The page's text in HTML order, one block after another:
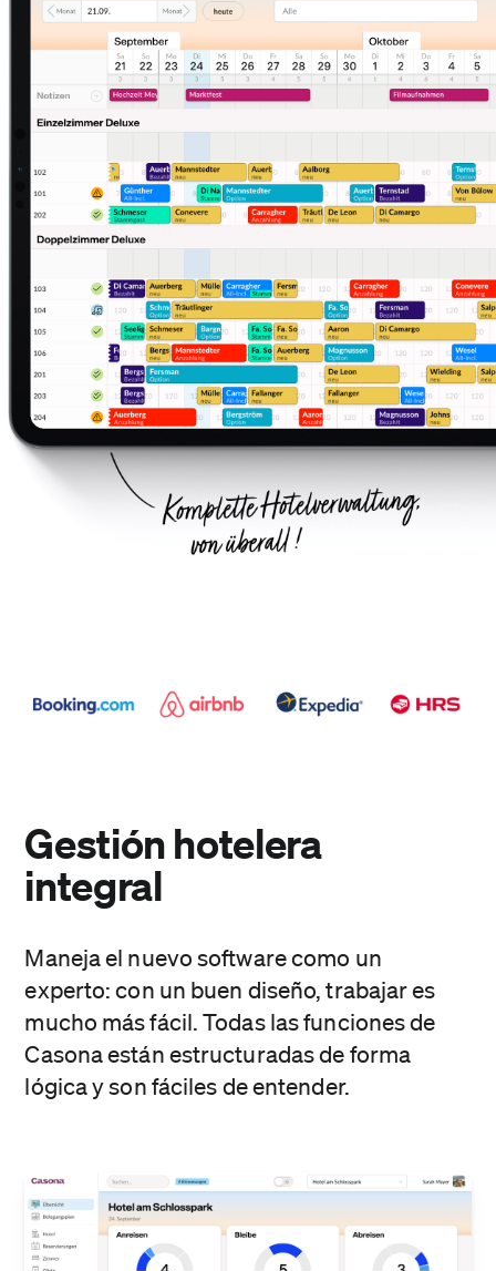
Gestión hotelera
integral
Maneja el nuevo software como un
experto: con un buen diseño, trabajar es
mucho más fácil. Todas las funciones de
Casona están estructuradas de forma
lógica y son fáciles de entender.